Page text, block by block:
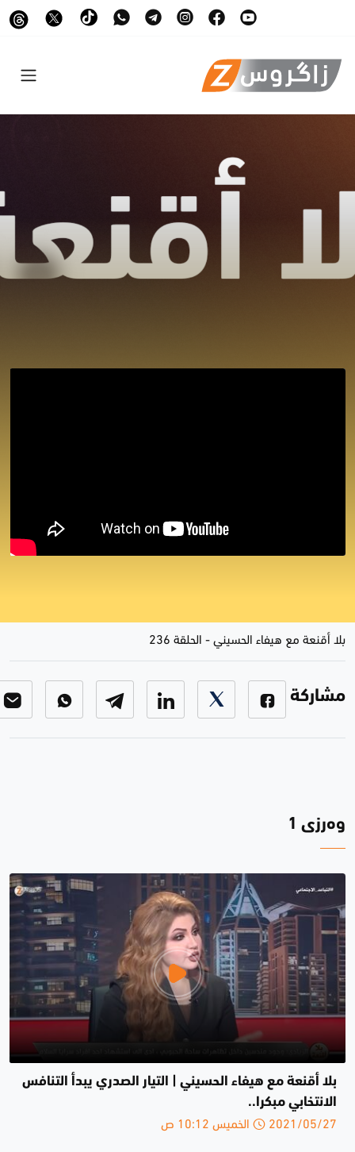
بلا أقنعة مع هيفاء الحسيني- الحلقة 236
مشاركة
وەرزی 1
بلا أقنعة مع هيفاء الحسيني | التيار الصدري يبدأ التنافس
الانتخابي مبكرا..
2021/05/27 الخميس 10:12 ص